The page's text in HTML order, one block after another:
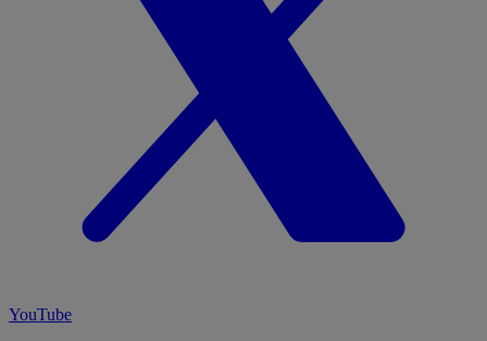
YouTube